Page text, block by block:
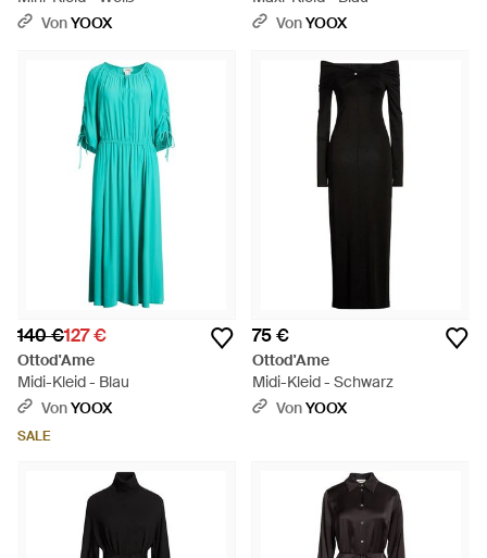
VonYOOX
VonYOOX
140 €127 €
Ottod'Ame
Midi-Kleid - Blau
VonYOOX
SALE
75 €
Ottod'Ame
Midi-Kleid - Schwarz
VonYOOX